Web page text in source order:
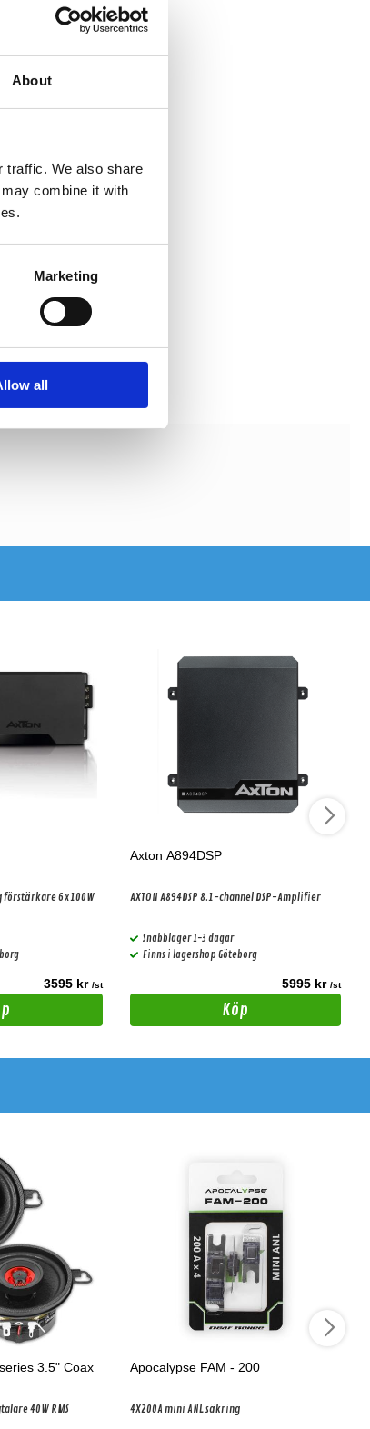
About
traffic. We also share
combine it with
Marketing
all
6x100W
3595 kr /st
Axton A894DSP
AXTON A894DSP 8.1-channel DSP-Amplifier
Snabblager 1-3 dagar
Finns i lagershop Göteborg
5995 kr /st
Köp
3.5" Coax
40W RMS
Apocalypse FAM - 200
4X200A mini ANL säkring